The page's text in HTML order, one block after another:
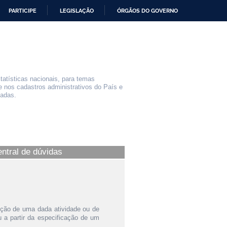
PARTICIPE LEGISLAÇÃO ÓRGÃOS DO GOVERNO
nacionais, para temas
cadastros administrativos do País e
de dúvidas
de uma dada atividade ou de
a partir da especificação de um